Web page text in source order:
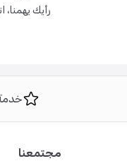
رأيك يهمنا،
خدمة
مجتمعنا